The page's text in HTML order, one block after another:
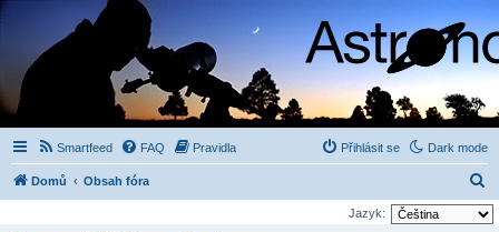
Dark mode
Smartfeed FAQ Pravidla Přihlásit se
Domů Obsah fóra
l
Jazyk: